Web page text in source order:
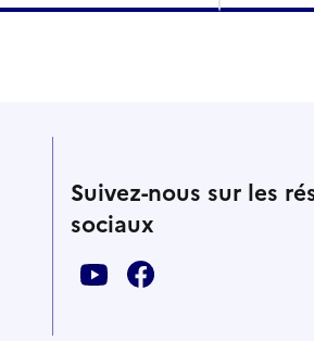
Suivez-nous sur les
sociaux